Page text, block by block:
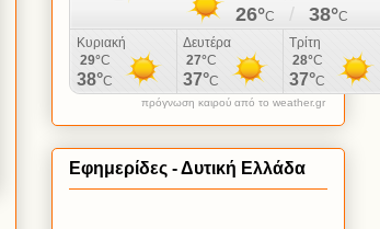
πρόγνωση καιρού από το weather.gr
Εφημερίδες - Δυτική Ελλάδα